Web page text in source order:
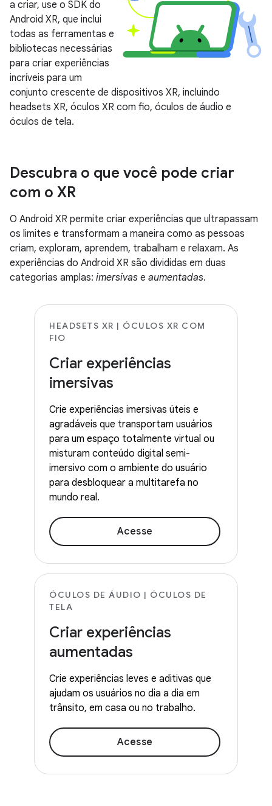
a criar, use o SDK do
Android XR, que inclui
todas as ferramentas e
bibliotecas necessárias
para criar experiências
incríveis para um
conjunto crescente de dispositivos XR, incluindo
headsets XR, óculos XR com fio, óculos de áudio e
óculos de tela.
Descubra o que você pode criar
com o XR
O Android XR permite criar experiências que ultrapassam
os limites e transformam a maneira como as pessoas
criam, exploram, aprendem, trabalham e relaxam. As
experiências do Android XR são divididas em duas
categorias amplas: imersivas e aumentadas.
HEADSETS XR | ÓCULOS XR COM
FIO
Criar experiências
imersivas
Crie experiências imersivas úteis e
agradáveis que transportam usuários
para um espaço totalmente virtual ou
misturam conteúdo digital semi-
imersivo com o ambiente do usuário
para desbloquear a multitarefa no
mundo real.
Acesse
ÓCULOS DE ÁUDIO | ÓCULOS DE
TELA
Criar experiências
aumentadas
Crie experiências leves e aditivas que
ajudam os usuários no dia a dia em
trânsito, em casa ou no trabalho.
Acesse